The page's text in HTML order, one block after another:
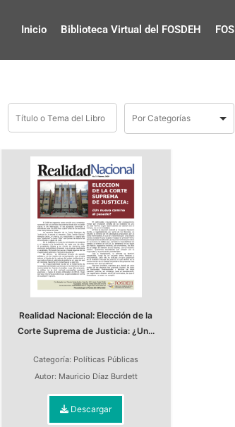
Inicio Biblioteca Virtual del FOSDEH
Realidad Nacional: Elección de la
Corte Suprema de Justicia: ¿Un...
Categoría: Políticas Públicas
Autor: Mauricio Díaz Burdett
Descargar